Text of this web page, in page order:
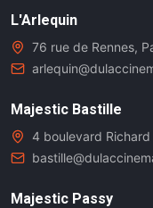
L'Arlequin
76 rue de Rennes,
Majestic Bastille
4 boulevard Richard
Majestic Passy